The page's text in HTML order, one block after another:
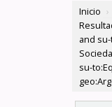
Inicio ›
and
su-